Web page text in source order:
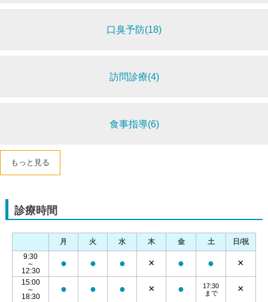
口臭予防(18)
訪問診療(4)
食事指導(6)
もっと見る
診療時間
月 火 水 木 金 土
日/祝
9:30
～
12:30
● ● ● × ● ● ×
15:00
～
18:30
● ● ● × ●
17:30
まで
×